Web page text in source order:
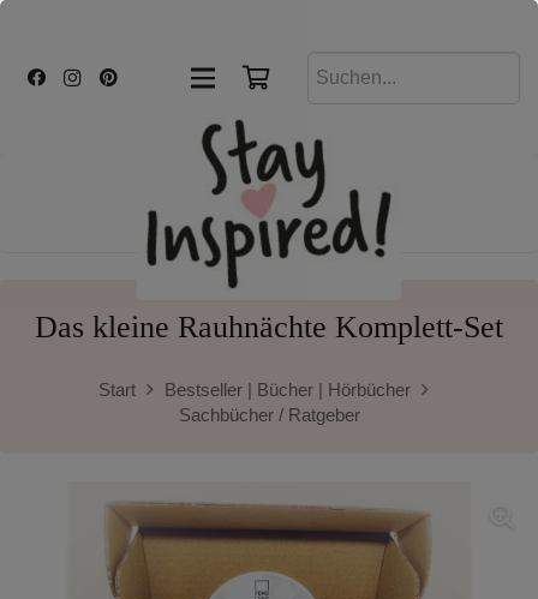
Das kleine Rauhnächte Komplett-Set
Start
Bestseller | Bücher | Hörbücher
Sachbücher / Ratgeber